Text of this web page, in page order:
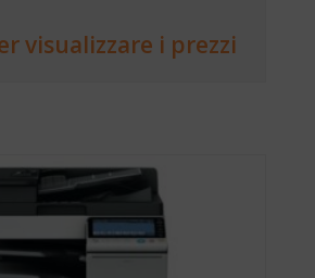
visualizzare i prezzi